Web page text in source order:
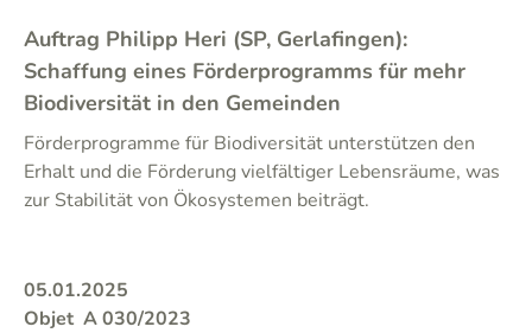
Auftrag Philipp Heri (SP, Gerlafingen):
Schaffung eines Förderprogramms für mehr
Biodiversität in den Gemeinden
Förderprogramme für Biodiversität unterstützen den
Erhalt und die Förderung vielfältiger Lebensräume, was
zur Stabilität von Ökosystemen beiträgt.
05.01.2025
Objet A 030/2023